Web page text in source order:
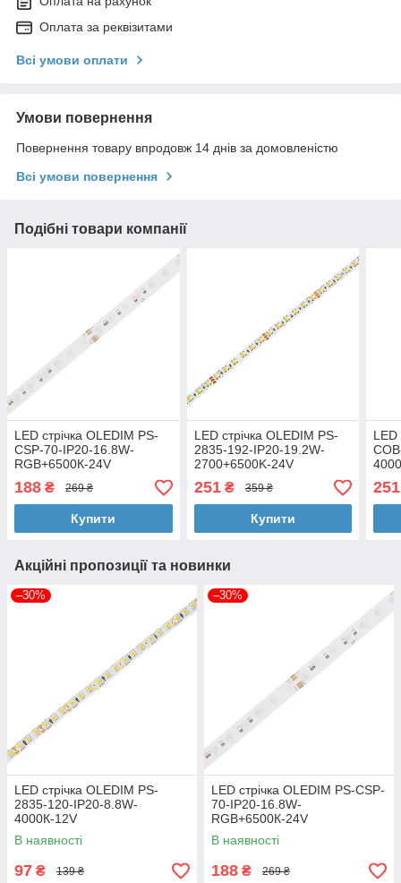
Оплата за реквізитами
Всі умови оплати
Умови повернення
Повернення товару впродовж 14 днів за домовленістю
Всі умови повернення
Подібні товари компанії
LED стрічка OLEDIM PS-
CSP-70-IP20-16.8W-
RGB+6500К-24V
188 ₴ 269 ₴
Купити
LED стрічка OLEDIM PS-
2835-192-IP20-19.2W-
2700+6500K-24V
251₴ 359 ₴
Купити
LED
251
Акційні пропозиції та новинки
–30%
LED стрічка OLEDIM PS-
2835-120-IP20-8.8W-
4000К-12V
В наявності
97 ₴ 139 ₴
–30%
LED стрічка OLEDIM PS-CSP-
70-IP20-16.8W-
RGB+6500К-24V
В наявності
188 ₴ 269 ₴